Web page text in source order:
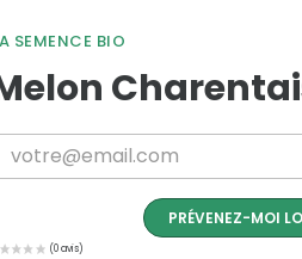
SEMENCE BIO
PRÉVENEZ-MOI